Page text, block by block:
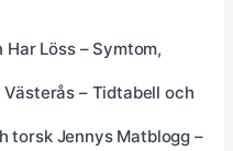
Har Löss – Symtom,
– Tidtabell och
torsk Jennys Matblogg –